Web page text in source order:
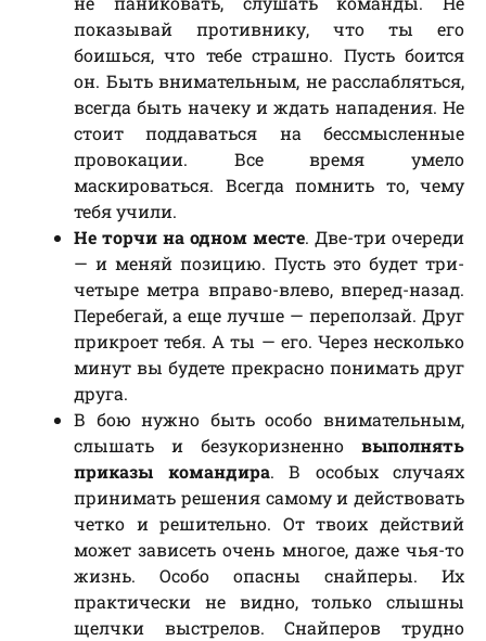
показывай противнику, что ты его
боишься, что тебе страшно. Пусть боится
он. Быть внимательным, не расслабляться,
всегда быть начеку и ждать нападения. Не
стоит поддаваться на бессмысленные
провокации. Все время умело
маскироваться. Всегда помнить то, чему
тебя учили.
Не торчи на одном месте. Две-три очереди
— и меняй позицию. Пусть это будет три-
четыре метра вправо-влево, вперед-назад.
Перебегай, а еще лучше — переползай. Друг
прикроет тебя. А ты — его. Через несколько
минут вы будете прекрасно понимать друг
друга.
В бою нужно быть особо внимательным,
слышать и безукоризненно выполнять
приказы командира. В особых случаях
принимать решения самому и действовать
четко и решительно. От твоих действий
может зависеть очень многое, даже чья-то
жизнь. Особо опасны снайперы. Их
практически не видно, только слышны
щелчки выстрелов. Снайперов трудно